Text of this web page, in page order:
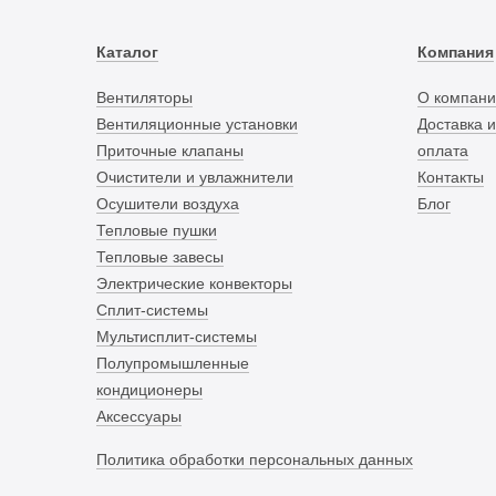
Каталог
Вентиляторы
Вентиляционные установки
Приточные клапаны
Очистители и увлажнители
Осушители воздуха
Тепловые пушки
Тепловые завесы
Электрические конвекторы
Сплит-системы
Мультисплит-системы
Полупромышленные
кондиционеры
Аксессуары
Компания
О
Доставка и
оплата
Контакты
Блог
Политика обработки персональных данных